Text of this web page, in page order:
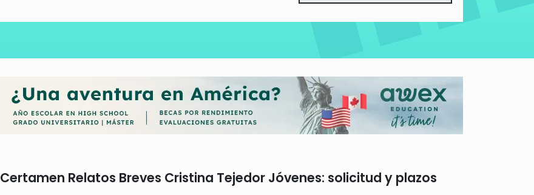
Certamen Relatos Breves Cristina Tejedor Jóvenes: solicitud y plazos